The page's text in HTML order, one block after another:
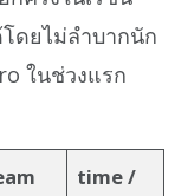
ดยไม่ลำบากนัก
ในช่วงแรก
time /